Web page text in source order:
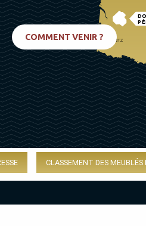
BIARRITZ
COMMENT VENIR ?
CLASSEMENT DES MEUBLÉS